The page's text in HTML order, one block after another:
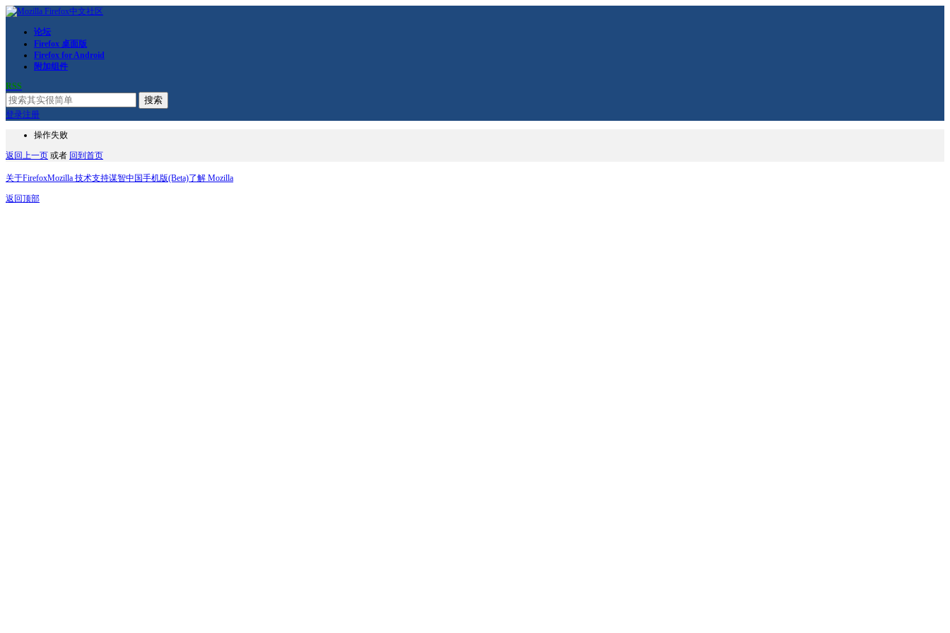
论坛
Firefox 桌面版
Firefox for Android
附加组件
RSS
搜索
登录注册
操作失败
返回上一页 或者 回到首页
关于FirefoxMozilla 技术支持谋智中国手机版(Beta)了解 Mozilla
返回顶部